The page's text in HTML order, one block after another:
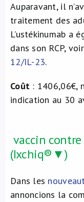
Auparavant, il
traitement des
L’ustékinumab a
dans son RCP, voir
12/IL-23.
Coût : 1406,06€,
indication au 30
vaccin
(Ixchiq®▼)
Dans les
annoncions la